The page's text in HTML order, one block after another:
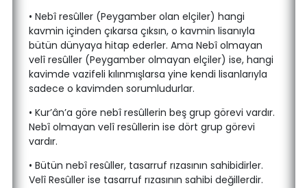
• Nebî resûller (Peygamber olan elçiler) hangi
kavmin içinden çıkarsa çıksın, o kavmin lisanıyla
bütün dünyaya hitap ederler. Ama Nebî olmayan
velî resûller (Peygamber olmayan elçiler) ise, hangi
kavimde vazifeli kılınmışlarsa yine kendi lisanlarıyla
sadece o kavimden sorumludurlar.
• Kur’ân’a göre nebî resûllerin beş grup görevi vardır.
Nebî olmayan velî resûllerin ise dört grup görevi
vardır.
• Bütün nebî resûller, tasarruf rızasının sahibidirler.
Velî Resûller ise tasarruf rızasının sahibi değillerdir.